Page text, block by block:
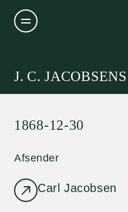
J. C.
1868-12-30
Afsender
Carl Jacobsen